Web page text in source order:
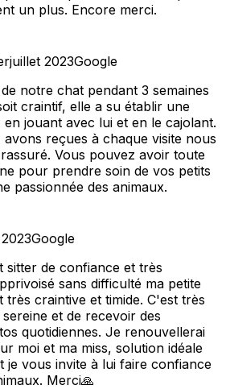
un plus. Encore merci.
juillet 2023Google
notre chat pendant 3 semaines
craintif, elle a su établir une
jouant avec lui et en le cajolant.
reçues à chaque visite nous
Vous pouvez avoir toute
pour prendre soin de vos petits
passionnée des animaux.
Google
sitter de confiance et très
sans difficulté ma petite
craintive et timide. C'est très
et de recevoir des
quotidiennes. Je renouvellerai
moi et ma miss, solution idéale
je vous invite à lui faire confiance
Merci🙏